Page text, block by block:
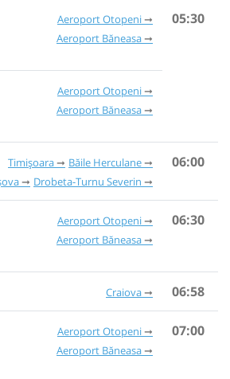
Aeroport Otopeni
Aeroport Băneasa
05:30
Aeroport Otopeni
Aeroport Băneasa
Timișoara
Băile Herculane
Drobeta-Turnu Severin
06:00
Aeroport Otopeni
Aeroport Băneasa
06:30
Craiova 06:58
Aeroport Otopeni
Aeroport Băneasa
07:00